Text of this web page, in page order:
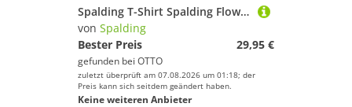
Spalding T-Shirt Spalding Flow Short Kids Baumwolle
von Spalding
Bester Preis
29,95 €
gefunden bei OTTO
zuletzt überprüft am 07.08.2026 um 01:18; der
Preis kann sich seitdem geändert haben.
Keine weiteren Anbieter